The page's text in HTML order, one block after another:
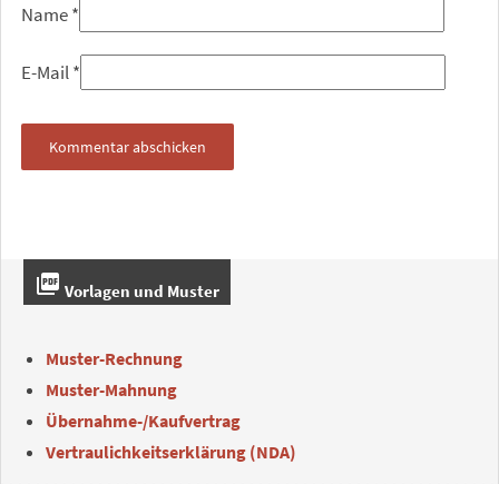
Name*
E-Mail*
picture_as_pdf Vorlagen und Muster
Muster-Rechnung
Muster-Mahnung
Übernahme-/Kaufvertrag
Vertraulichkeitserklärung (NDA)